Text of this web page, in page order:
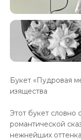
Букет «Пудровая
изящества
Этот букет словно
романтической
нежнейших